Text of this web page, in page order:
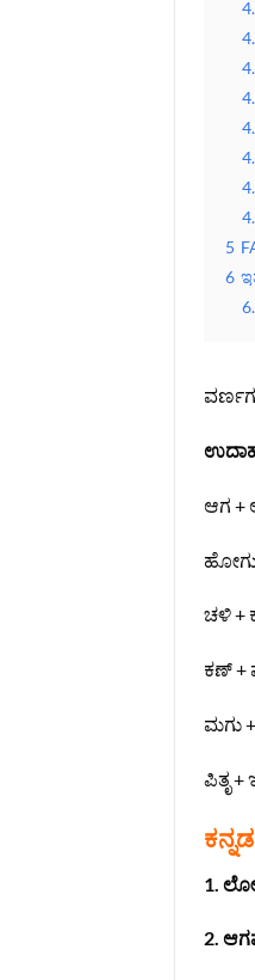
5
6
ಆಗ +
ಚಳಿ +
ಕಣ್ +
ಮಗು +
ಪಿತೃ +
1.
2.